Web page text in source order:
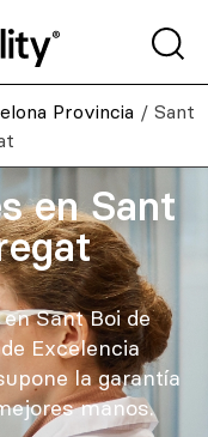
Provincia / Sant
en Sant
Sant Boi de
Excelencia
la garantía
manos.